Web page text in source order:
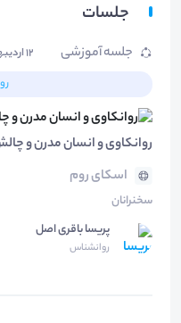
جلسات
جلسه آموزشی
۱۲ اردیبهشت - ۰۸:۳۰ تا ۱۰:۳۰
روانکاوی و انسان مدرن و
اسکای روم
سخنرانان
پریسا باقری اصل
روانشناس